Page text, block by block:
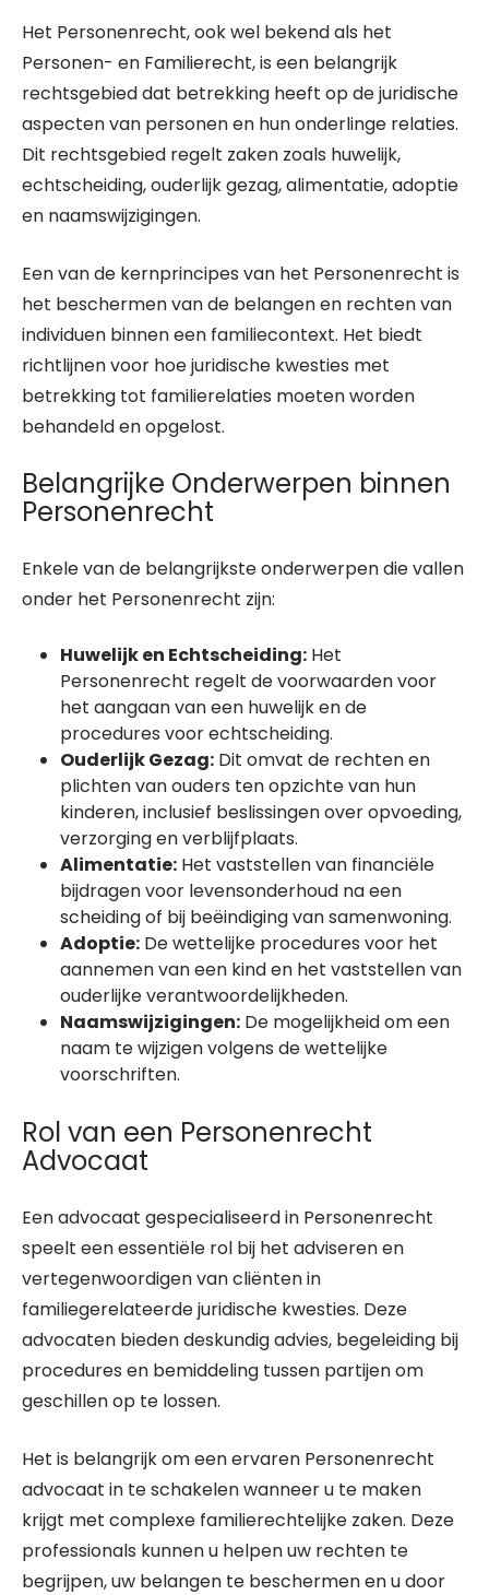
Het Personenrecht, ook wel bekend als het
Personen- en Familierecht, is een belangrijk
rechtsgebied dat betrekking heeft op de juridische
aspecten van personen en hun onderlinge relaties.
Dit rechtsgebied regelt zaken zoals huwelijk,
echtscheiding, ouderlijk gezag, alimentatie, adoptie
en naamswijzigingen.
Een van de kernprincipes van het Personenrecht is
het beschermen van de belangen en rechten van
individuen binnen een familiecontext. Het biedt
richtlijnen voor hoe juridische kwesties met
betrekking tot familierelaties moeten worden
behandeld en opgelost.
Belangrijke Onderwerpen binnen
Personenrecht
Enkele van de belangrijkste onderwerpen die vallen
onder het Personenrecht zijn:
Huwelijk en Echtscheiding: Het
Personenrecht regelt de voorwaarden voor
het aangaan van een huwelijk en de
procedures voor echtscheiding.
Ouderlijk Gezag: Dit omvat de rechten en
plichten van ouders ten opzichte van hun
kinderen, inclusief beslissingen over opvoeding,
verzorging en verblijfplaats.
Alimentatie: Het vaststellen van financiële
bijdragen voor levensonderhoud na een
scheiding of bij beëindiging van samenwoning.
Adoptie: De wettelijke procedures voor het
aannemen van een kind en het vaststellen van
ouderlijke verantwoordelijkheden.
Naamswijzigingen: De mogelijkheid om een
naam te wijzigen volgens de wettelijke
voorschriften.
Rol van een Personenrecht
Advocaat
Een advocaat gespecialiseerd in Personenrecht
speelt een essentiële rol bij het adviseren en
vertegenwoordigen van cliënten in
familiegerelateerde juridische kwesties. Deze
advocaten bieden deskundig advies, begeleiding bij
procedures en bemiddeling tussen partijen om
geschillen op te lossen.
Het is belangrijk om een ervaren Personenrecht
advocaat in te schakelen wanneer u te maken
krijgt met complexe familierechtelijke zaken. Deze
professionals kunnen u helpen uw rechten te
begrijpen, uw belangen te beschermen en u door